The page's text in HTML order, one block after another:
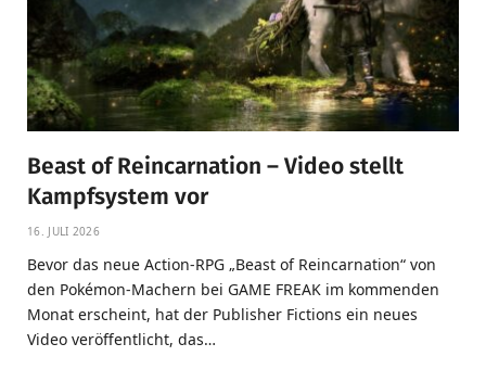
Beast of Reincarnation – Video stellt
Kampfsystem vor
16. JULI 2026
Bevor das neue Action-RPG „Beast of Reincarnation“ von
den Pokémon-Machern bei GAME FREAK im kommenden
Monat erscheint, hat der Publisher Fictions ein neues
Video veröffentlicht, das…